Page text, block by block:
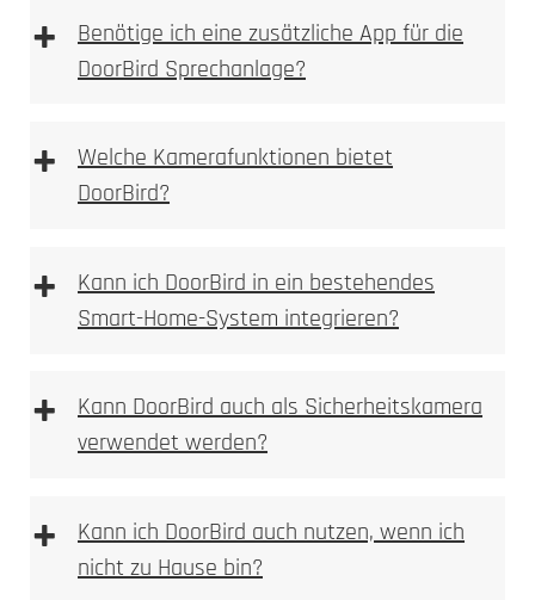
Typische Einsatzbereiche:
Einsatzzweck
gewünschten Optik
+
Benötige ich eine zusätzliche App für die
DoorBird Sprechanlage?
+
Welche Kamerafunktionen bietet
DoorBird?
+
Kann ich DoorBird in ein bestehendes
Smart-Home-System integrieren?
+
Kann DoorBird auch als Sicherheitskamera
verwendet werden?
+
Kann ich DoorBird auch nutzen, wenn ich
nicht zu Hause bin?